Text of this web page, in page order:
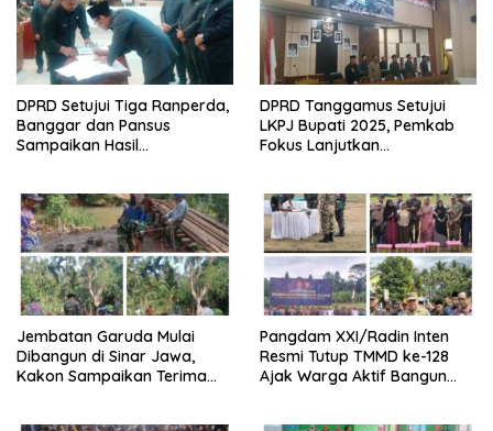
DPRD Setujui Tiga Ranperda,
Banggar dan Pansus
Sampaikan Hasil
DPRD Tanggamus Setujui
LKPJ Bupati 2025, Pemkab
Fokus Lanjutkan
Jembatan Garuda Mulai
Dibangun di Sinar Jawa,
Kakon Sampaikan Terima
Pangdam XXI/Radin Inten
Resmi Tutup TMMD ke-128
Ajak Warga Aktif Bangun